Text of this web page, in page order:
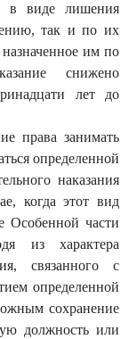
в виде лишения
так и по их
им по
снижено
лет до
права занимать
определенной
наказания
когда этот вид
Особенной части
из характера
связанного с
определенной
сохранение
должность или